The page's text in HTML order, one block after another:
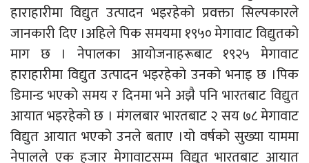
हाराहारीमा विद्युत उत्पादन भइरहेको प्रवक्ता सिल्पकारले
जानकारी दिए ।अहिले पिक समयमा १९५० मेगावाट विद्युतको
माग छ । नेपालका आयोजनाहरूबाट १९२५ मेगावाट
हाराहारीमा विद्युत उत्पादन भइरहेको उनको भनाइ छ ।पिक
डिमान्ड भएको समय र दिनमा भने अझै पनि भारतबाट विद्युत
आयात भइरहेको छ । मंगलबार भारतबाट २ सय ७८ मेगावाट
विद्युत आयात भएको उनले बताए ।यो वर्षको सुख्या याममा
नेपालले एक हजार मेगावाटसम्म विद्युत भारतबाट आयात